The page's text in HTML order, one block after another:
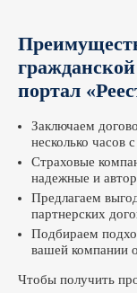
гражданской
портал
Заключаем
несколько часов
Страховые
надежные и
Предлагаем
партнерских
Подбираем
вашей компании
Чтобы получить